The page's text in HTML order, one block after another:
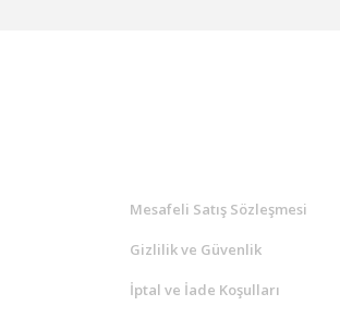
Mesafeli Satış Sözleşmesi
Gizlilik ve Güvenlik
İptal ve İade Koşulları